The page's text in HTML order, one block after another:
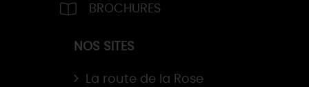
BROCHURES
NOS SITES
La route de la Rose